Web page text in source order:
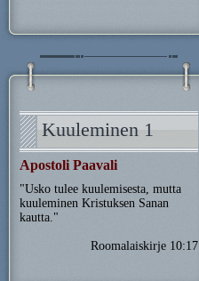
Kuuleminen 1
Apostoli Paavali
"Usko tulee kuulemisesta, mutta
kuuleminen Kristuksen Sanan
kautta."
Roomalaiskirje 10:17